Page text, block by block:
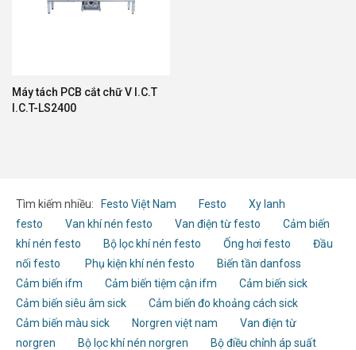
Máy tách PCB cắt chữ V I.C.T
I.C.T-LS2400
Tìm kiếm nhiều: Festo Việt Nam Festo
Xy lanh
festo
Van khí nén festo Van điện từ festo
Cảm biến
khí nén festo
Bộ lọc khí nén festo Ống hơi festo
Đầu
nối festo
Phụ kiện khí nén festo
Biến tần danfoss
Cảm biến ifm
Cảm biến tiệm cận ifm
Cảm biến sick
Cảm biến siêu âm sick
Cảm biến đo khoảng cách sick
Cảm biến màu sick
Norgren việt nam
Van điện từ
norgren
Bộ lọc khí nén norgren
Bộ điều chỉnh áp suất